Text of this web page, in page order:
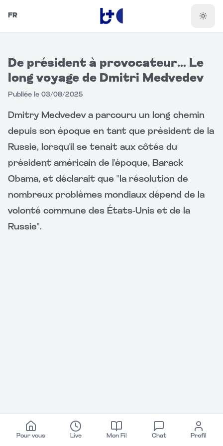
FR
De président à provocateur... Le
long voyage de Dmitri Medvedev
Publiée le 03/08/2025
Dmitry Medvedev a parcouru un long chemin
depuis son époque en tant que président de la
Russie, lorsqu'il se tenait aux côtés du
président américain de l'époque, Barack
Obama, et déclarait que "la résolution de
nombreux problèmes mondiaux dépend de la
volonté commune des États-Unis et de la
Russie".
Pour vous Live Mon Fil Chat Profil